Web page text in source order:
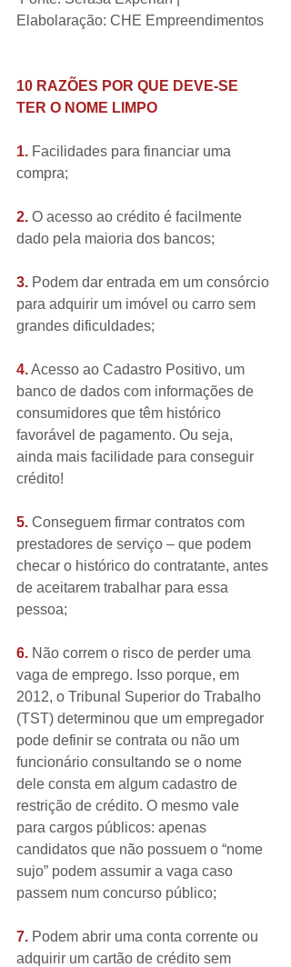
Elabolaração: CHE Empreendimentos
10 RAZÕES POR QUE DEVE-SE
TER O NOME LIMPO
1. Facilidades para financiar uma
compra;
2. O acesso ao crédito é facilmente
dado pela maioria dos bancos;
3. Podem dar entrada em um consórcio
para adquirir um imóvel ou carro sem
grandes dificuldades;
4. Acesso ao Cadastro Positivo, um
banco de dados com informações de
consumidores que têm histórico
favorável de pagamento. Ou seja,
ainda mais facilidade para conseguir
crédito!
5. Conseguem firmar contratos com
prestadores de serviço – que podem
checar o histórico do contratante, antes
de aceitarem trabalhar para essa
pessoa;
6. Não correm o risco de perder uma
vaga de emprego. Isso porque, em
2012, o Tribunal Superior do Trabalho
(TST) determinou que um empregador
pode definir se contrata ou não um
funcionário consultando se o nome
dele consta em algum cadastro de
restrição de crédito. O mesmo vale
para cargos públicos: apenas
candidatos que não possuem o “nome
sujo” podem assumir a vaga caso
passem num concurso público;
7. Podem abrir uma conta corrente ou
adquirir um cartão de crédito sem